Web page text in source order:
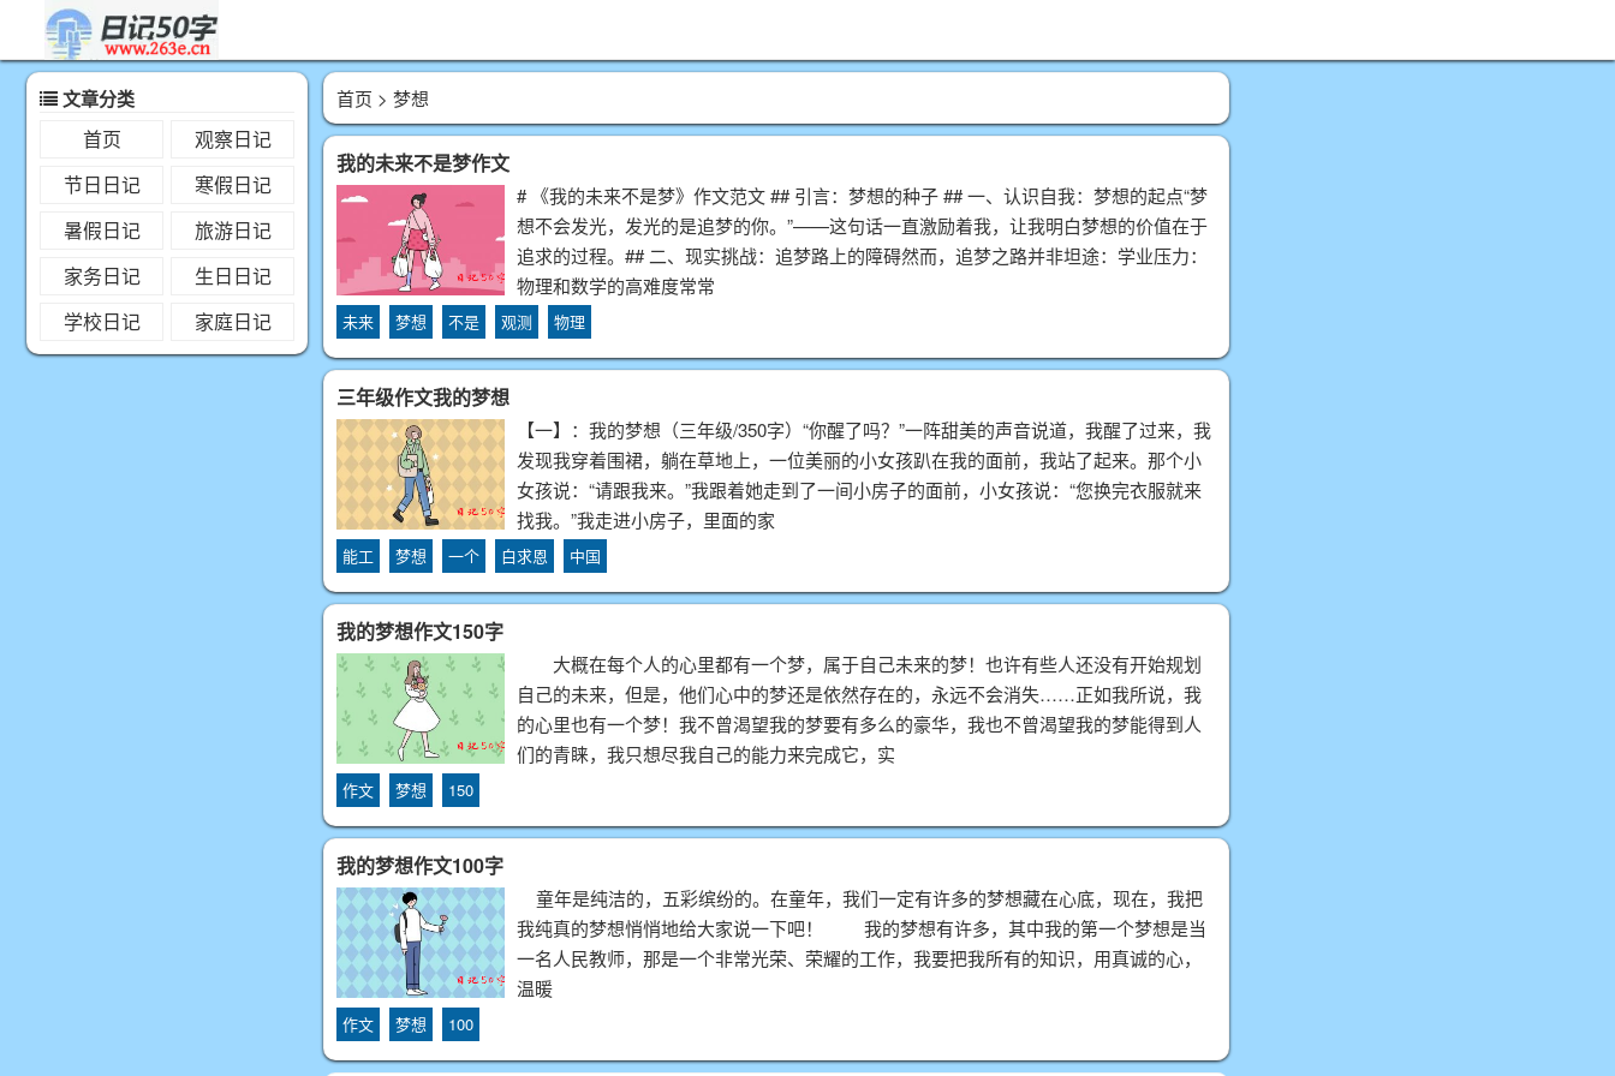
文章分类
首页
观察日记
节日日记
寒假日记
暑假日记
旅游日记
家务日记
生日日记
学校日记
家庭日记
首页 > 梦想
我的未来不是梦作文
# 《我的未来不是梦》作文范文 ## 引言：梦想的种子 ## 一、认识自我：梦想的起点“梦
想不会发光，发光的是追梦的你。”——这句话一直激励着我，让我明白梦想的价值在于
追求的过程。## 二、现实挑战：追梦路上的障碍然而，追梦之路并非坦途：学业压力：
物理和数学的高难度常常
未来 梦想 不是 观测 物理
三年级作文我的梦想
【一】：我的梦想（三年级/350字）“你醒了吗？”一阵甜美的声音说道，我醒了过来，我
发现我穿着围裙，躺在草地上，一位美丽的小女孩趴在我的面前，我站了起来。那个小
女孩说：“请跟我来。”我跟着她走到了一间小房子的面前，小女孩说：“您换完衣服就来
找我。”我走进小房子，里面的家
能工 梦想 一个 白求恩 中国
我的梦想作文150字
大概在每个人的心里都有一个梦，属于自己未来的梦！也许有些人还没有开始规划
自己的未来，但是，他们心中的梦还是依然存在的，永远不会消失……正如我所说，我
的心里也有一个梦！我不曾渴望我的梦要有多么的豪华，我也不曾渴望我的梦能得到人
们的青睐，我只想尽我自己的能力来完成它，实
作文 梦想 150
我的梦想作文100字
童年是纯洁的，五彩缤纷的。在童年，我们一定有许多的梦想藏在心底，现在，我把
我纯真的梦想悄悄地给大家说一下吧！ 我的梦想有许多，其中我的第一个梦想是当
一名人民教师，那是一个非常光荣、荣耀的工作，我要把我所有的知识，用真诚的心，
温暖
作文 梦想 100